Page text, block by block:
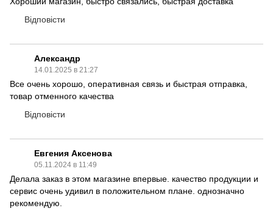
Відповісти
Александр
14.01.2025 в 21:27
Все очень хорошо, оперативная связь и быстрая отправка,
товар отменного качества
Відповісти
Евгения Аксенова
05.11.2024 в 11:49
Делала заказ в этом магазине впервые. качество продукции и
сервис очень удивил в положительном плане. однозначно
рекомендую.